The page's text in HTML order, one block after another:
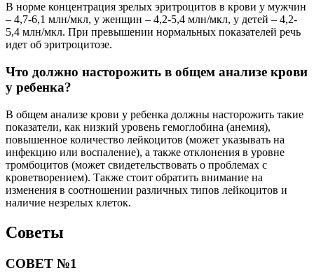
В норме концентрация зрелых эритроцитов в крови у мужчин
– 4,7-6,1 млн/мкл, у женщин – 4,2-5,4 млн/мкл, у детей – 4,2-
5,4 млн/мкл. При превышении нормальных показателей речь
идет об эритроцитозе.
Что должно насторожить в общем анализе крови
у ребенка?
В общем анализе крови у ребенка должны насторожить такие
показатели, как низкий уровень гемоглобина (анемия),
повышенное количество лейкоцитов (может указывать на
инфекцию или воспаление), а также отклонения в уровне
тромбоцитов (может свидетельствовать о проблемах с
кроветворением). Также стоит обратить внимание на
изменения в соотношении различных типов лейкоцитов и
наличие незрелых клеток.
Советы
СОВЕТ №1